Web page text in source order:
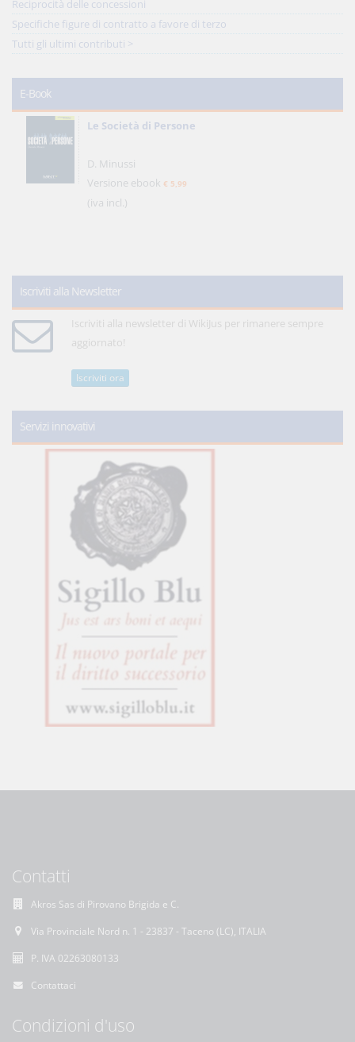
Reciprocità delle concessioni
Specifiche figure di contratto a favore di terzo
Tutti gli ultimi contributi >
E-Book
Le Società di Persone
D. Minussi
Versione ebook € 5,99
(iva incl.)
Iscriviti alla Newsletter
Iscriviti alla newsletter di WikiJus per rimanere sempre
aggiornato!
Iscriviti ora
Servizi innovativi
Contatti
Akros Sas di Pirovano Brigida e C.
Via Provinciale Nord n. 1 - 23837 - Taceno (LC), ITALIA
P. IVA 02263080133
Contattaci
Condizioni d'uso